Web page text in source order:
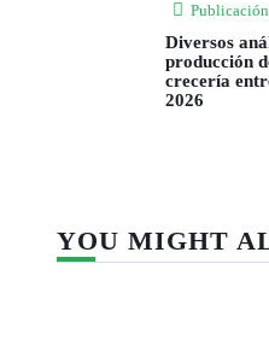
Diversos
producción
crecería
2026
YOU MIGHT